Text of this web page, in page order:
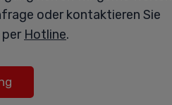
oder kontaktieren Sie
per Hotline.